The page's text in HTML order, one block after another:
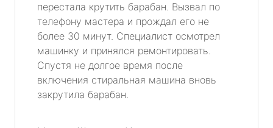
перестала крутить барабан. Вызвал по
телефону мастера и прождал его не
более 30 минут. Специалист осмотрел
машинку и принялся ремонтировать.
Спустя не долгое время после
включения стиральная машина вновь
закрутила барабан.